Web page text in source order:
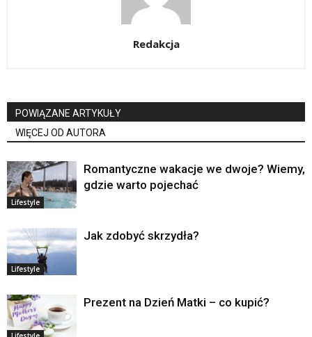
Redakcja
POWIĄZANE ARTYKUŁY
WIĘCEJ OD AUTORA
Lifestyle
Romantyczne wakacje we dwoje? Wiemy,
gdzie warto pojechać
Lifestyle
Jak zdobyć skrzydła?
Prezent na Dzień Matki – co kupić?